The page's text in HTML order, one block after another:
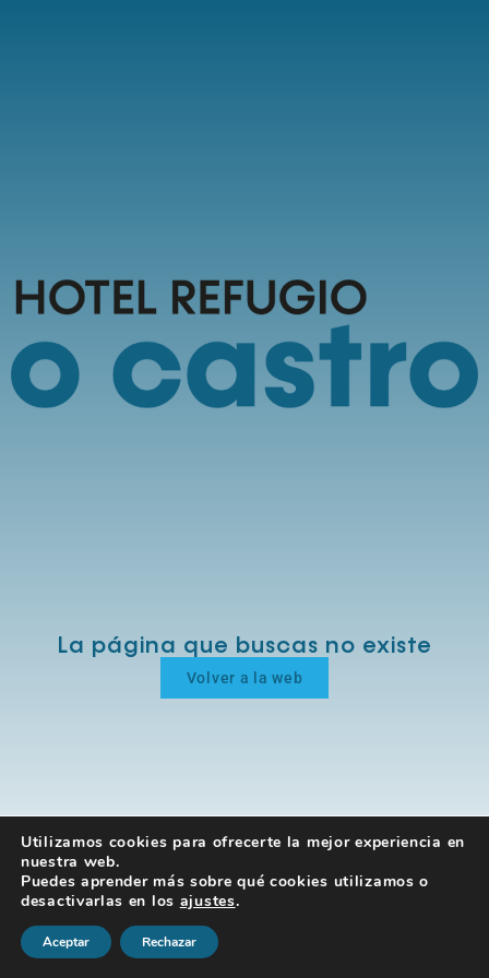
La página que buscas no existe
Volver a la web
Utilizamos cookies para ofrecerte la mejor experiencia en
nuestra web.
Puedes aprender más sobre qué cookies utilizamos o
desactivarlas en los ajustes.
Aceptar Rechazar